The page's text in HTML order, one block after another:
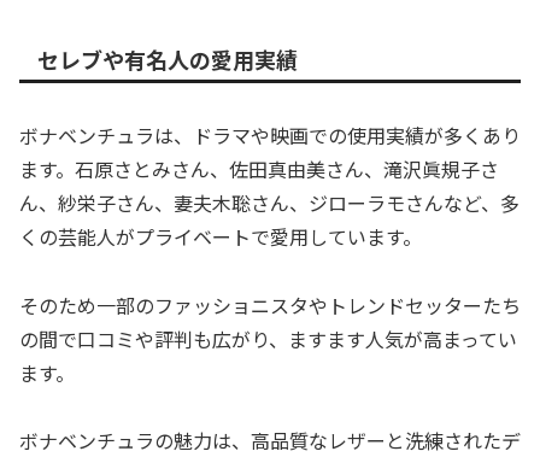
セレブや有名人の愛用実績
ボナベンチュラは、ドラマや映画での使用実績が多くあり
ます。石原さとみさん、佐田真由美さん、滝沢眞規子さ
ん、紗栄子さん、妻夫木聡さん、ジローラモさんなど、多
くの芸能人がプライベートで愛用しています。
そのため一部のファッショニスタやトレンドセッターたち
の間で口コミや評判も広がり、ますます人気が高まってい
ます。
ボナベンチュラの魅力は、高品質なレザーと洗練されたデ